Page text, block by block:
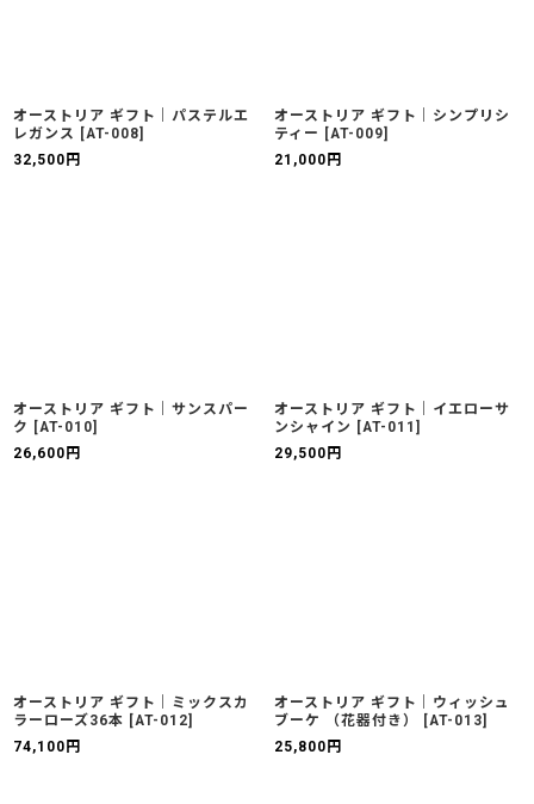
オーストリア ギフト｜パステルエ
レガンス
[AT-008]
32,500 円
オーストリア ギフト｜シンプリシ
ティー
[AT-009]
21,000 円
オーストリア ギフト｜サンスパー
ク
[AT-010]
26,600 円
オーストリア ギフト｜イエローサ
ンシャイン
[AT-011 ]
29,500 円
オーストリア ギフト｜ミックスカ
ラーローズ36本 [AT-012]
74,100 円
オーストリア ギフト｜ウィッシュ
ブーケ （花器付き）
[AT-013]
25,800 円